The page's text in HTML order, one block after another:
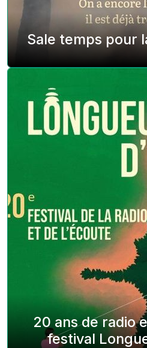
Sale temps pour
20 ans de radio
festival